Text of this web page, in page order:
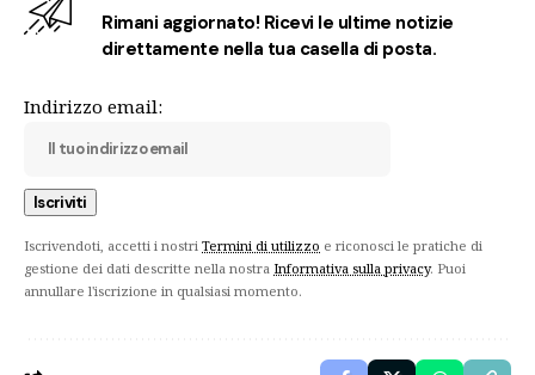
Rimani aggiornato! Ricevi le ultime notizie
direttamente nella tua casella di posta.
Indirizzo email:
Iscrivendoti, accetti i nostri Termini di utilizzo e riconosci le pratiche di
gestione dei dati descritte nella nostra Informativa sulla privacy. Puoi
annullare l'iscrizione in qualsiasi momento.